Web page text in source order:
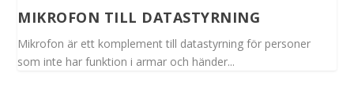
MIKROFON TILL DATASTYRNING
Mikrofon är ett komplement till datastyrning för personer
som inte har funktion i armar och händer...